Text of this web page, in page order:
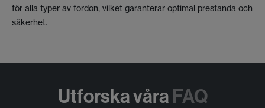
för alla typer av fordon, vilket garanterar optimal prestanda och
säkerhet.
Utforska våra FAQ